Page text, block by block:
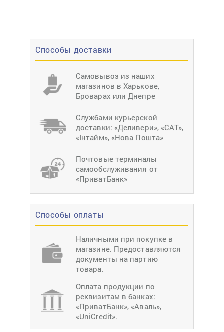
Способы доставки
Самовывоз из наших
магазинов в Харькове,
Броварах или Днепре
Службами курьерской
доставки: «Деливери», «САТ»,
«Інтайм», «Нова Пошта»
Почтовые терминалы
самообслуживания от
«ПриватБанк»
Способы оплаты
Наличными при покупке в
магазине. Предоставляются
документы на партию
товара.
Оплата продукции по
реквизитам в банках:
«ПриватБанк», «Аваль»,
«UniCredit».